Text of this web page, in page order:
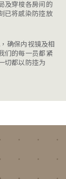
及穿梭各房间的
已将感染防控放
确保内视镜及相
们的每一员都紧
切都以防控为